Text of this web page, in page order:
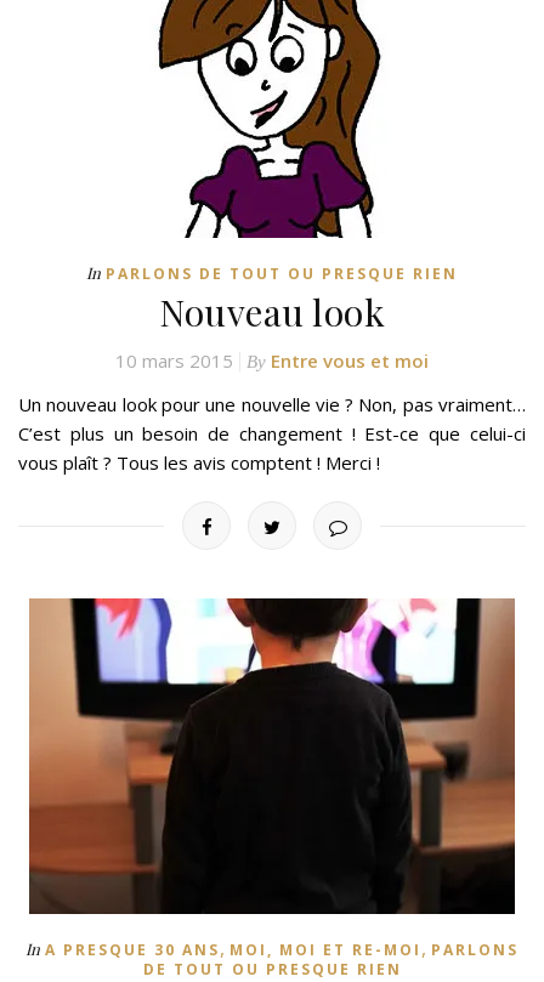
In PARLONS DE TOUT OU PRESQUE RIEN
Nouveau look
10 mars 2015 By Entre vous et moi
Un nouveau look pour une nouvelle vie ? Non, pas vraiment…
C’est plus un besoin de changement ! Est-ce que celui-ci
vous plaît ? Tous les avis comptent ! Merci !
In A PRESQUE 30 ANS, MOI, MOI ET RE-MOI , PARLONS
DE TOUT OU PRESQUE RIEN